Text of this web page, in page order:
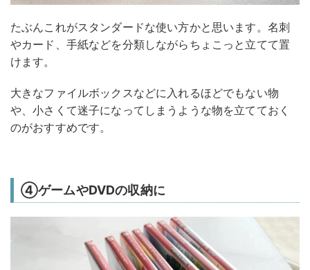
たぶんこれがスタンダードな使い方かと思います。名刺
やカード、手紙などを分類しながらちょこっと立てて置
けます。
大きなファイルボックスなどに入れるほどでもない物
や、小さくて迷子になってしまうような物を立てておく
のがおすすめです。
④ゲームやDVDの収納に